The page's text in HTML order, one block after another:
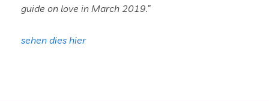
guide on love in March 2019.”
sehen dies hier